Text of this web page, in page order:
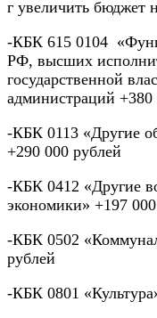
г увеличить бюджет
-КБК 615 0104
РФ, высших
государственной
администраций
-КБК 0113 «Другие
+290 000 рублей
-КБК 0412 «Другие
экономики» +197
-КБК 0502
рублей
-КБК 0801